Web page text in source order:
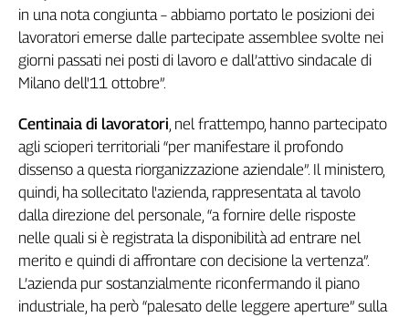
Collettiva
Girasoli
Il
Sassolino
Economica
Tech
It
Easy
Inserti
Diffusa
InFlai
in una nota congiunta – abbiamo portato le posizioni dei
lavoratori emerse dalle partecipate assemblee svolte nei
giorni passati nei posti di lavoro e dall’attivo sindacale di
Milano dell'11 ottobre”.
Centinaia di lavoratori, nel frattempo, hanno partecipato
agli scioperi territoriali “per manifestare il profondo
dissenso a questa riorganizzazione aziendale”. Il ministero,
quindi, ha sollecitato l'azienda, rappresentata al tavolo
dalla direzione del personale, “a fornire delle risposte
nelle quali si è registrata la disponibilità ad entrare nel
merito e quindi di affrontare con decisione la vertenza”.
L’azienda pur sostanzialmente riconfermando il piano
industriale, ha però “palesato delle leggere aperture” sulla